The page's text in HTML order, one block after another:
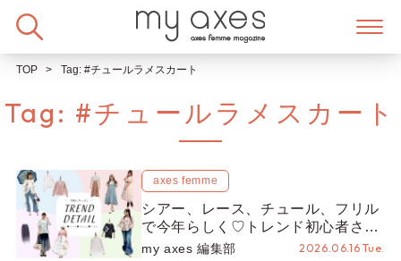
TOP Tag: #チュールラメスカート
Tag: #チュールラメスカート
axes femme
シアー、レース、チュール、フリル
で今年らしく♡トレンド初心者さん
も手軽に取り入れられる旬ディテー
my axes 編集部 2026.06.16 Tue.